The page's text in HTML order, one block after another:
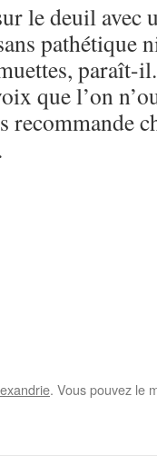
le deuil avec
pathétique
paraît-
que l’on
recommande
.
. Vous pouvez le